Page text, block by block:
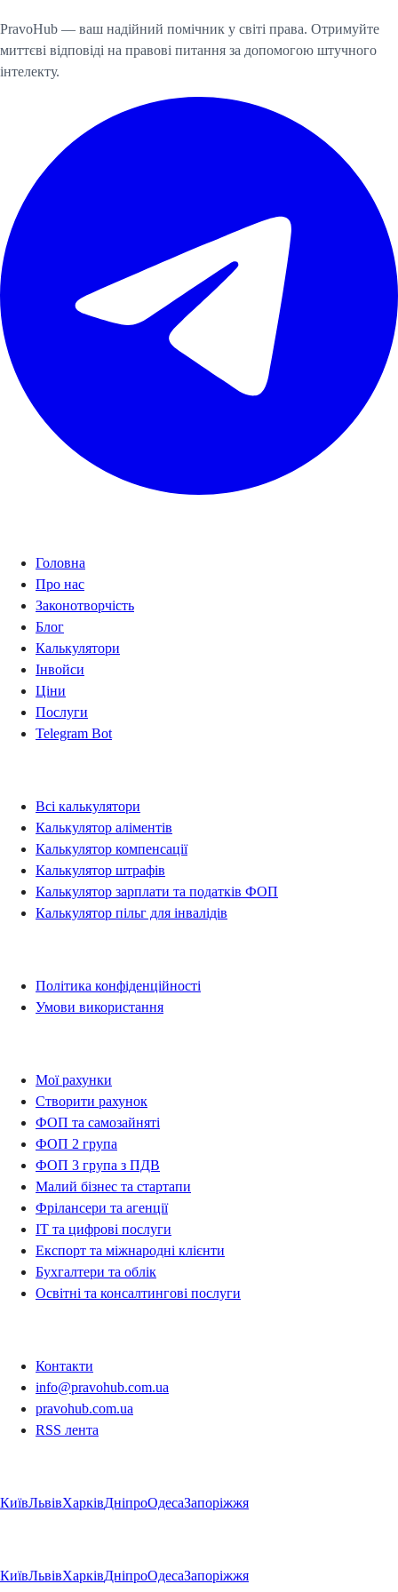
PravoHub — ваш надійний помічник у світі права. Отримуйте
миттєві відповіді на правові питання за допомогою штучного
інтелекту.
Головна
Про нас
Законотворчість
Блог
Калькулятори
Інвойси
Ціни
Послуги
Telegram Bot
Всі калькулятори
Калькулятор аліментів
Калькулятор компенсації
Калькулятор штрафів
Калькулятор зарплати та податків ФОП
Калькулятор пільг для інвалідів
Політика конфіденційності
Умови використання
Мої рахунки
Створити рахунок
ФОП та самозайняті
ФОП 2 група
ФОП 3 група з ПДВ
Малий бізнес та стартапи
Фрілансери та агенції
IT та цифрові послуги
Експорт та міжнародні клієнти
Бухгалтери та облік
Освітні та консалтингові послуги
Контакти
info@pravohub.com.ua
pravohub.com.ua
RSS лента
КиївЛьвівХарківДніпроОдесаЗапоріжжя
КиївЛьвівХарківДніпроОдесаЗапоріжжя